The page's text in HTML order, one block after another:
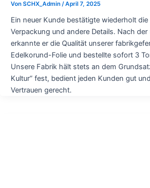
Von SCHX_Admin /April 7, 2025
Ein neuer Kunde bestätigte wiederholt
Verpackung und andere Details. Nach
erkannte er die Qualität unserer
Edelkorund-Folie und bestellte sofort 3
Unsere Fabrik hält stets an dem
Kultur“ fest, bedient jeden Kunden gut
Vertrauen gerecht.